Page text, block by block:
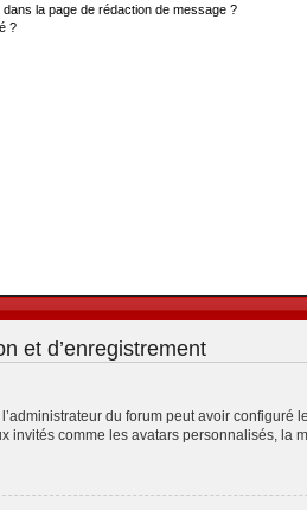
la page de rédaction de message ?
?
et d’enregistrement
du forum peut avoir
invités comme les avatars personnalisés, la